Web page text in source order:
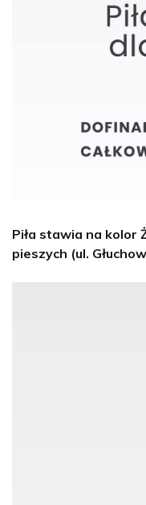
Piła stawia na kolor
pieszych (ul.